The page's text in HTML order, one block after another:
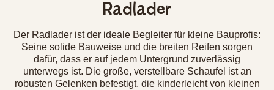
Radlader
Der Radlader ist der ideale Begleiter für kleine Bauprofis:
Seine solide Bauweise und die breiten Reifen sorgen
dafür, dass er auf jedem Untergrund zuverlässig
unterwegs ist. Die große, verstellbare Schaufel ist an
robusten Gelenken befestigt, die kinderleicht von kleinen